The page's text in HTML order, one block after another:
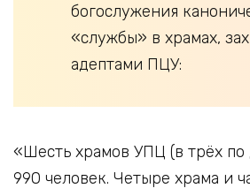
богослужения
«службы» в храмах,
адептами ПЦУ:
«Шесть храмов УПЦ (в трёх
990 человек. Четыре храма и